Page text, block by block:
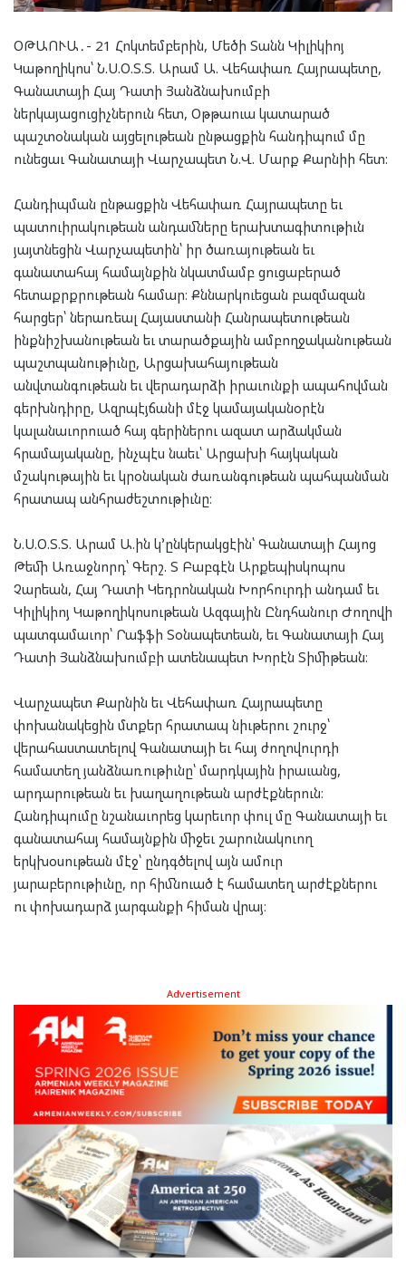
ՕԹԱՈՒԱ․- 21 Հոկտեմբերին, Մեծի Տանն Կիլիկիոյ
Կաթողիկոս՝ Ն.Ս.Օ.Տ.Տ. Արամ Ա. Վեհափառ Հայրապետը,
Գանատայի Հայ Դատի Յանձնախումբի
ներկայացուցիչներուն հետ, Օթթաուա կատարած
պաշտօնական այցելութեան ընթացքին հանդիպում մը
ունեցաւ Գանատայի Վարչապետ Ն.Վ. Մարք Քարնիի հետ։
Հանդիպման ընթացքին Վեհափառ Հայրապետը եւ
պատուիրակութեան անդամները երախտագիտութիւն
յայտնեցին Վարչապետին՝ իր ծառայութեան եւ
գանատահայ համայնքին նկատմամբ ցուցաբերած
հետաքրքրութեան համար։ Քննարկուեցան բազմազան
հարցեր՝ ներառեալ Հայաստանի Հանրապետութեան
ինքնիշխանութեան եւ տարածքային ամբողջականութեան
պաշտպանութիւնը, Արցախահայութեան
անվտանգութեան եւ վերադարձի իրաւունքի ապահովման
գերխնդիրը, Ազրպէյճանի մէջ կամայականօրէն
կալանաւորուած հայ գերիներու ազատ արձակման
հրամայականը, ինչպէս նաեւ՝ Արցախի հայկական
մշակութային եւ կրօնական ժառանգութեան պահպանման
հրատապ անհրաժեշտութիւնը։
Ն.Ս.Օ.Տ.Տ. Արամ Ա.ին կ՚ընկերակցէին՝ Գանատայի Հայոց
Թեմի Առաջնորդ՝ Գերշ. Տ Բաբգէն Արքեպիսկոպոս
Չարեան, Հայ Դատի Կեդրոնական Խորհուրդի անդամ եւ
Կիլիկիոյ Կաթողիկոսութեան Ազգային Ընդհանուր Ժողովի
պատգամաւոր՝ Րաֆֆի Տօնապետեան, եւ Գանատայի Հայ
Դատի Յանձնախումբի ատենապետ Խորէն Տիմիթեան։
Վարչապետ Քարնին եւ Վեհափառ Հայրապետը
փոխանակեցին մտքեր հրատապ նիւթերու շուրջ՝
վերահաստատելով Գանատայի եւ հայ ժողովուրդի
համատեղ յանձնառութիւնը՝ մարդկային իրաւանց,
արդարութեան եւ խաղաղութեան արժէքներուն։
Հանդիպումը նշանաւորեց կարեւոր փուլ մը Գանատայի եւ
գանատահայ համայնքին միջեւ շարունակուող
երկխօսութեան մէջ՝ ընդգծելով այն ամուր
յարաբերութիւնը, որ հիմնուած է համատեղ արժէքներու
ու փոխադարձ յարգանքի հիման վրայ։
Advertisement